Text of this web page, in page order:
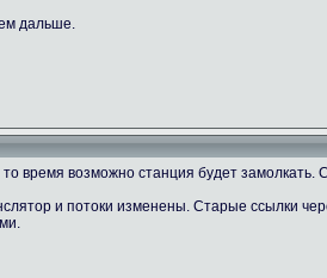
дальше.
время возможно станция будет замолкать.
и потоки изменены. Старые ссылки